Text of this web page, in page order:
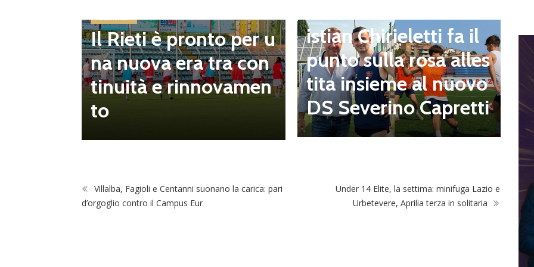
Eccellenza
Il Rieti è pronto per u
na nuova era tra con
tinuità e rinnovamen
to
istian Chirieletti fa il
punto sulla rosa alles
tita insieme al nuovo
DS Severino Capretti
Villalba, Fagioli e Centanni suonano la carica: pari
d’orgoglio contro il Campus Eur
Under 14 Elite, la settima: minifuga Lazio e
Urbetevere, Aprilia terza in solitaria